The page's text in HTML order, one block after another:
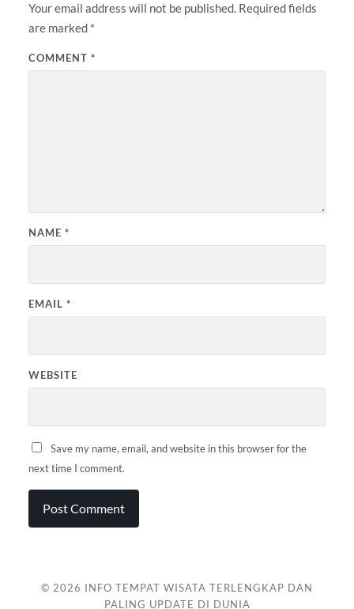
Your email address will not be published. Required fields
are marked *
COMMENT *
NAME *
EMAIL *
WEBSITE
Save my name, email, and website in this browser for the
next time I comment.
© 2026 INFO TEMPAT WISATA TERLENGKAP DAN
PALING UPDATE DI DUNIA